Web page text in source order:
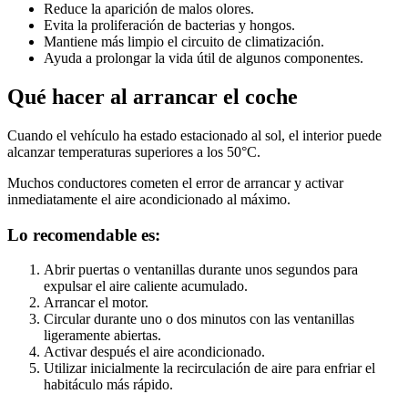
Reduce la aparición de malos olores.
Evita la proliferación de bacterias y hongos.
Mantiene más limpio el circuito de climatización.
Ayuda a prolongar la vida útil de algunos componentes.
Qué hacer al arrancar el coche
Cuando el vehículo ha estado estacionado al sol, el interior puede
alcanzar temperaturas superiores a los 50°C.
Muchos conductores cometen el error de arrancar y activar
inmediatamente el aire acondicionado al máximo.
Lo recomendable es:
Abrir puertas o ventanillas durante unos segundos para
expulsar el aire caliente acumulado.
Arrancar el motor.
Circular durante uno o dos minutos con las ventanillas
ligeramente abiertas.
Activar después el aire acondicionado.
Utilizar inicialmente la recirculación de aire para enfriar el
habitáculo más rápido.